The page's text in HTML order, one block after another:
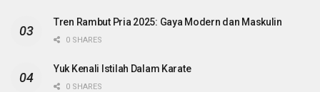
Tren Rambut Pria 2025: Gaya Modern dan Maskulin
0 SHARES
Yuk Kenali Istilah Dalam Karate
0 SHARES